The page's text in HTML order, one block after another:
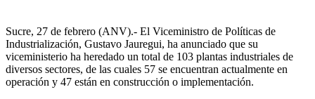
Sucre, 27 de febrero (ANV).- El Viceministro de Políticas de
Industrialización, Gustavo Jauregui, ha anunciado que su
viceministerio ha heredado un total de 103 plantas industriales de
diversos sectores, de las cuales 57 se encuentran actualmente en
operación y 47 están en construcción o implementación.